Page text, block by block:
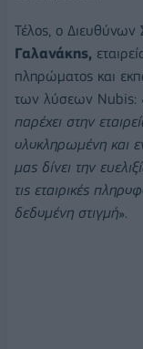
Τέλος, ο Διευθύνων
Γαλανάκης,
πληρώματος και
των λύσεων Nubis:
παρέχει στην
ολοκληρωμένη και
μας δίνει την
τις εταιρικές
δεδομένη στιγμή».